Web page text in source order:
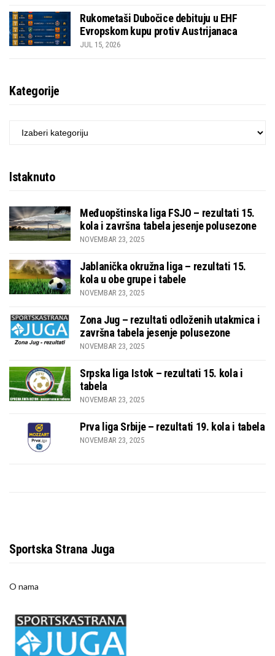
Rukometaši Dubočice debituju u EHF
Evropskom kupu protiv Austrijanaca
JUL 15, 2026
Kategorije
KATEGORIJE
Istaknuto
Međuopštinska liga FSJO – rezultati 15.
kola i završna tabela jesenje polusezone
NOVEMBAR 23, 2025
Jablanička okružna liga – rezultati 15.
kola u obe grupe i tabele
NOVEMBAR 23, 2025
Zona Jug – rezultati odloženih utakmica i
završna tabela jesenje polusezone
NOVEMBAR 23, 2025
Srpska liga Istok – rezultati 15. kola i
tabela
NOVEMBAR 23, 2025
Prva liga Srbije – rezultati 19. kola i tabela
NOVEMBAR 23, 2025
Sportska Strana Juga
O nama